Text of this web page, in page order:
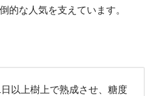
的な人気を支えています。
以上樹上で熟成させ、糖度